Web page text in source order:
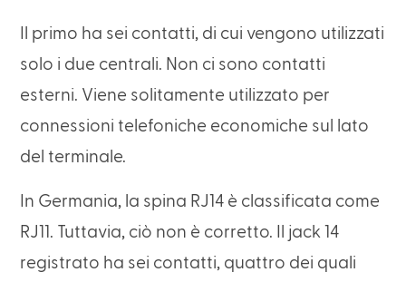
Il primo ha sei contatti, di cui vengono utilizzati
solo i due centrali. Non ci sono contatti
esterni. Viene solitamente utilizzato per
connessioni telefoniche economiche sul lato
del terminale.
In Germania, la spina RJ14 è classificata come
RJ11. Tuttavia, ciò non è corretto. Il jack 14
registrato ha sei contatti, quattro dei quali